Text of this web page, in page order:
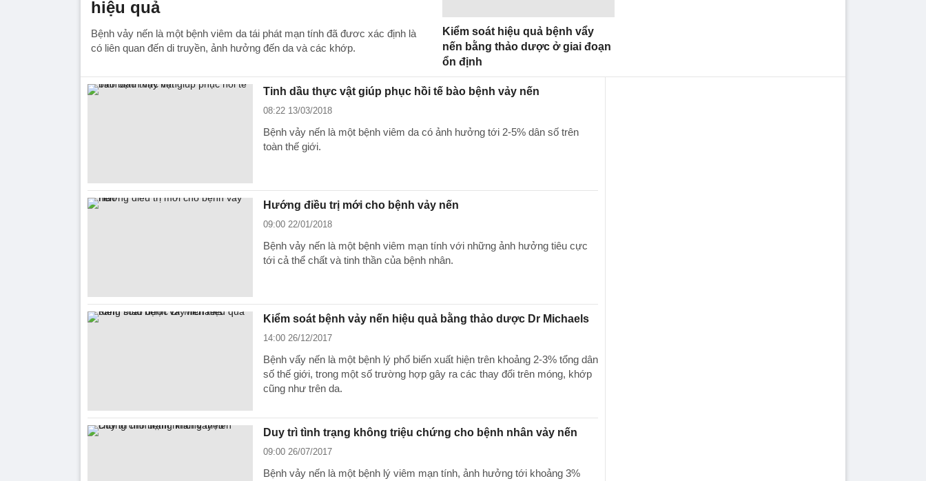
hiệu quả
Bệnh vảy nến là một bệnh viêm da tái phát mạn tính đã đươc xác định là
có liên quan đến di truyền, ảnh hưởng đến da và các khớp.
Kiểm soát hiệu quả bệnh vẩy
nến bằng thảo dược ở giai đoạn
ổn định
Tinh dầu thực vật giúp phục hồi tế bào bệnh vảy nến
08:22 13/03/2018
Bệnh vảy nến là một bệnh viêm da có ảnh hưởng tới 2-5% dân số trên
toàn thế giới.
Hướng điều trị mới cho bệnh vảy nến
09:00 22/01/2018
Bệnh vảy nến là một bệnh viêm mạn tính với những ảnh hưởng tiêu cực
tới cả thể chất và tinh thần của bệnh nhân.
Kiểm soát bệnh vảy nến hiệu quả bằng thảo dược Dr Michaels
14:00 26/12/2017
Bệnh vẩy nến là một bệnh lý phổ biến xuất hiện trên khoảng 2-3% tổng dân
số thế giới, trong một số trường hợp gây ra các thay đổi trên móng, khớp
cũng như trên da.
Duy trì tình trạng không triệu chứng cho bệnh nhân vảy nến
09:00 26/07/2017
Bệnh vảy nến là một bệnh lý viêm mạn tính, ảnh hưởng tới khoảng 3%